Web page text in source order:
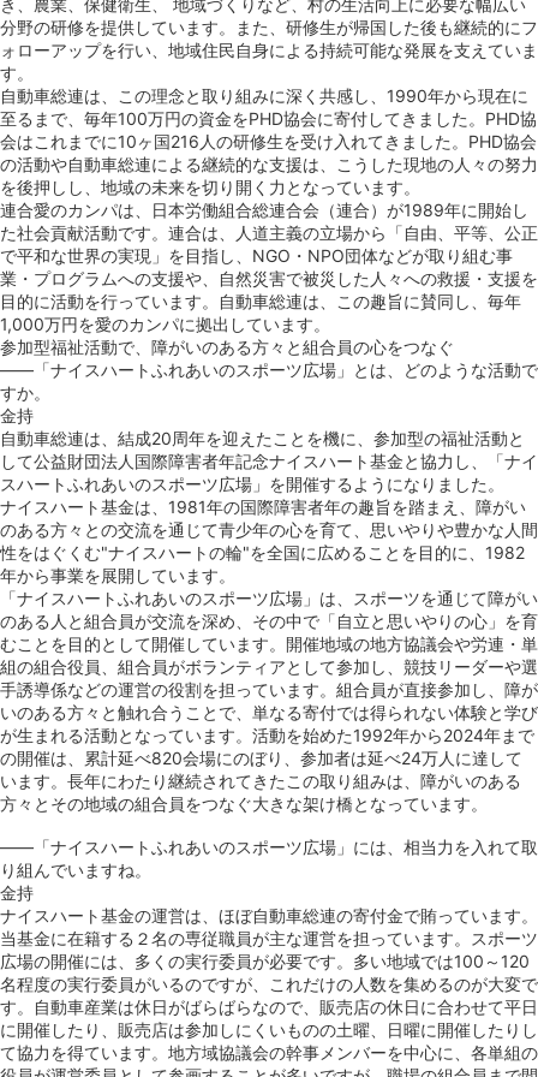
き、農業、保健衛生、 地域づくりなど、村の生活向上に必要な幅広い
分野の研修を提供しています。また、研修生が帰国した後も継続的にフ
ォローアップを行い、地域住民自身による持続可能な発展を支えていま
す。
自動車総連は、この理念と取り組みに深く共感し、1990年から現在に
至るまで、毎年100万円の資金をPHD協会に寄付してきました。PHD協
会はこれまでに10ヶ国216人の研修生を受け入れてきました。PHD協会
の活動や自動車総連による継続的な支援は、こうした現地の人々の努力
を後押しし、地域の未来を切り開く力となっています。
連合愛のカンパは、日本労働組合総連合会（連合）が1989年に開始し
た社会貢献活動です。連合は、⼈道主義の⽴場から「⾃由、平等、公正
で平和な世界の実現」を目指し、NGO・NPO団体などが取り組む事
業・プログラムへの⽀援や、⾃然災害で被災した人々への救援・⽀援を
⽬的に活動を行っています。自動車総連は、この趣旨に賛同し、毎年
1,000万円を愛のカンパに拠出しています。
参加型福祉活動で、障がいのある方々と組合員の心をつなぐ
――「ナイスハートふれあいのスポーツ広場」とは、どのような活動で
すか。
金持
⾃動⾞総連は、結成20周年を迎えたことを機に、参加型の福祉活動と
して公益財団法⼈国際障害者年記念ナイスハート基⾦と協⼒し、「ナイ
スハートふれあいのスポーツ広場」を開催するようになりました。
ナイスハート基⾦は、1981年の国際障害者年の趣旨を踏まえ、障がい
のある方々との交流を通じて⻘少年の⼼を育て、思いやりや豊かな⼈間
性をはぐくむ"ナイスハートの輪"を全国に広めることを目的に、1982
年から事業を展開しています。
「ナイスハートふれあいのスポーツ広場」は、スポーツを通じて障がい
のある人と組合員が交流を深め、その中で「自立と思いやりの心」を育
むことを目的として開催しています。開催地域の地方協議会や労連・単
組の組合役員、組合員がボランティアとして参加し、競技リーダーや選
手誘導係などの運営の役割を担っています。組合員が直接参加し、障が
いのある方々と触れ合うことで、単なる寄付では得られない体験と学び
が生まれる活動となっています。活動を始めた1992年から2024年まで
の開催は、累計延べ820会場にのぼり、参加者は延べ24万人に達して
います。長年にわたり継続されてきたこの取り組みは、障がいのある
方々とその地域の組合員をつなぐ大きな架け橋となっています。
――「ナイスハートふれあいのスポーツ広場」には、相当力を入れて取
り組んでいますね。
金持
ナイスハート基金の運営は、ほぼ自動車総連の寄付金で賄っています。
当基金に在籍する２名の専従職員が主な運営を担っています。スポーツ
広場の開催には、多くの実行委員が必要です。多い地域では100～120
名程度の実行委員がいるのですが、これだけの人数を集めるのが大変で
す。自動車産業は休日がばらばらなので、販売店の休日に合わせて平日
に開催したり、販売店は参加しにくいものの土曜、日曜に開催したりし
て協力を得ています。地方域協議会の幹事メンバーを中心に、各単組の